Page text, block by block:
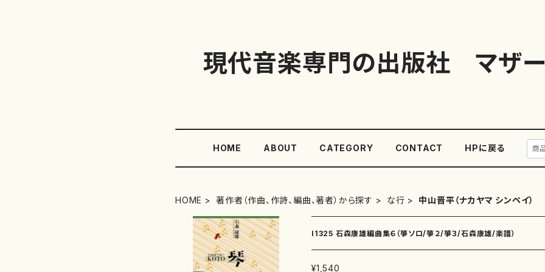
現代音楽専門の出版社 マザ
HOME ABOUT CATEGORY CONTACT HPに戻る
HOME 著作者（作曲、作詩、編曲、著者）から探す な行 中山晋平（ナカヤマ シンペイ）
I1325 石森康雄編曲集６（箏ソロ/箏２/箏３/石森康雄/楽譜）
¥1,540